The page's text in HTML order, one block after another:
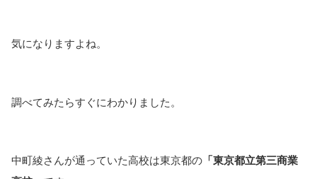
気になりますよね。
調べてみたらすぐにわかりました。
中町綾さんが通っていた高校は東京都の 「東京都立第三商業